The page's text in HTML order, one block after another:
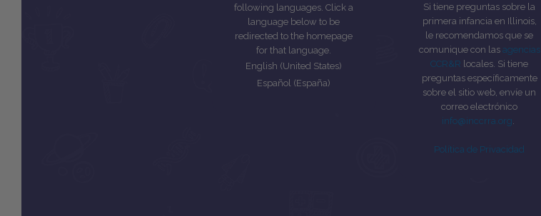
following languages. Click a
language below to be
redirected to the homepage
for that language.
English (United States)
Español (España)
Si tiene preguntas sobre la
primera infancia en Illinois,
le recomendamos que se
comunique con las agencias
CCR&R locales. Si tiene
preguntas específicamente
sobre el sitio web, envíe un
correo electrónico
info@inccrra.org
Política de Privacidad